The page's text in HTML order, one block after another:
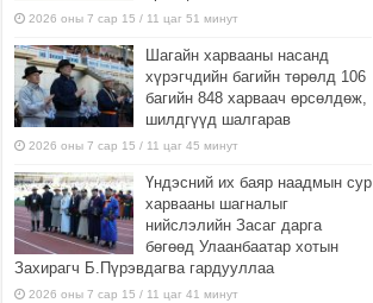
2026 оны 7 сар 15 / 11 цаг 51 минут
Шагайн харвааны насанд
хүрэгчдийн багийн төрөлд 106
багийн 848 харваач өрсөлдөж,
шилдгүүд шалгарав
2026 оны 7 сар 15 / 11 цаг 45 минут
Үндэсний их баяр наадмын сур
харвааны шагналыг
нийслэлийн Засаг дарга
бөгөөд Улаанбаатар хотын
Захирагч Б.Пүрэвдагва гардууллаа
2026 оны 7 сар 15 / 11 цаг 41 минут